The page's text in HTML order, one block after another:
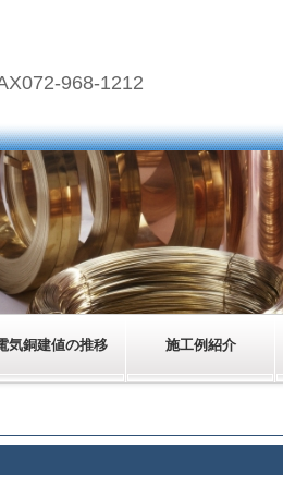
968-1212
気銅建値の推移 施工例紹介